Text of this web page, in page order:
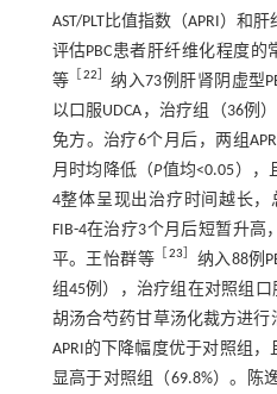
AST/PLT比值指数（APRI）和
评估PBC患者肝纤维化程度的
等 ［22］纳入73例肝肾阴虚型
以口服UDCA，治疗组（36例
免方。治疗6个月后，两组
月时均降低（P值均<0.05），
4整体呈现出治疗时间越长
FIB-4在治疗3个月后短暂升
平。王怡群等 ［23］ 纳入88例
组45例），治疗组在对照组口
胡汤合芍药甘草汤化裁方进行
APRI的下降幅度优于对照组，
显高于对照组（69.8%）。陈